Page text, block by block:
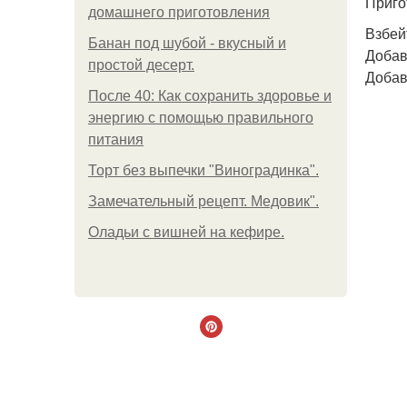
домашнего приготовления
Банан под шубой - вкусный и
простой десерт.
После 40: Как сохранить здоровье и
энергию с помощью правильного
питания
Торт без выпечки "Виноградинка".
Замечательный рецепт. Медовик".
Оладьи с вишней на кефире.